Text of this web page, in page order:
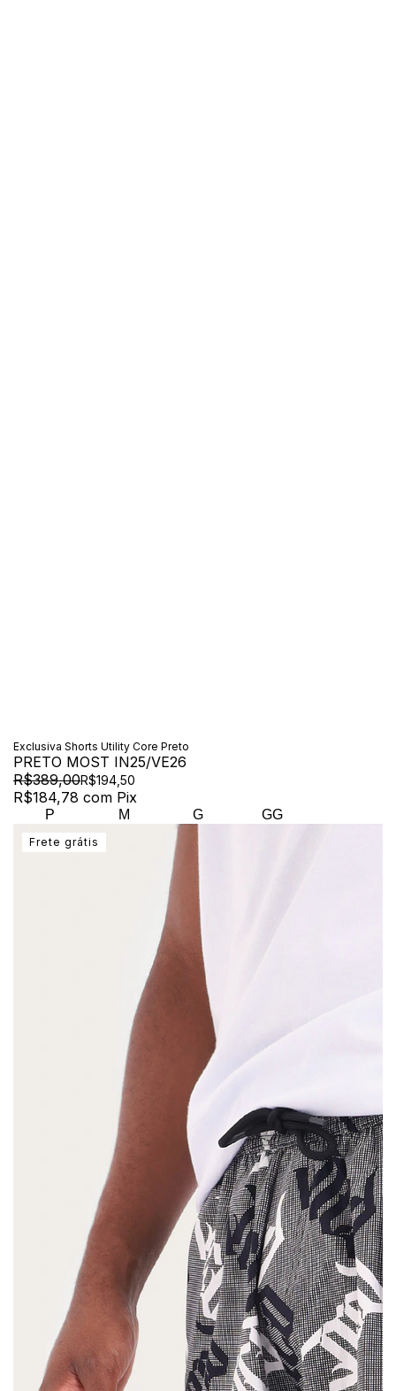
Exclusiva Shorts Utility Core Preto
PRETO MOST IN25/VE26
R$389,00R$194,50
R$184,78 com Pix
P M G GG
Frete grátis